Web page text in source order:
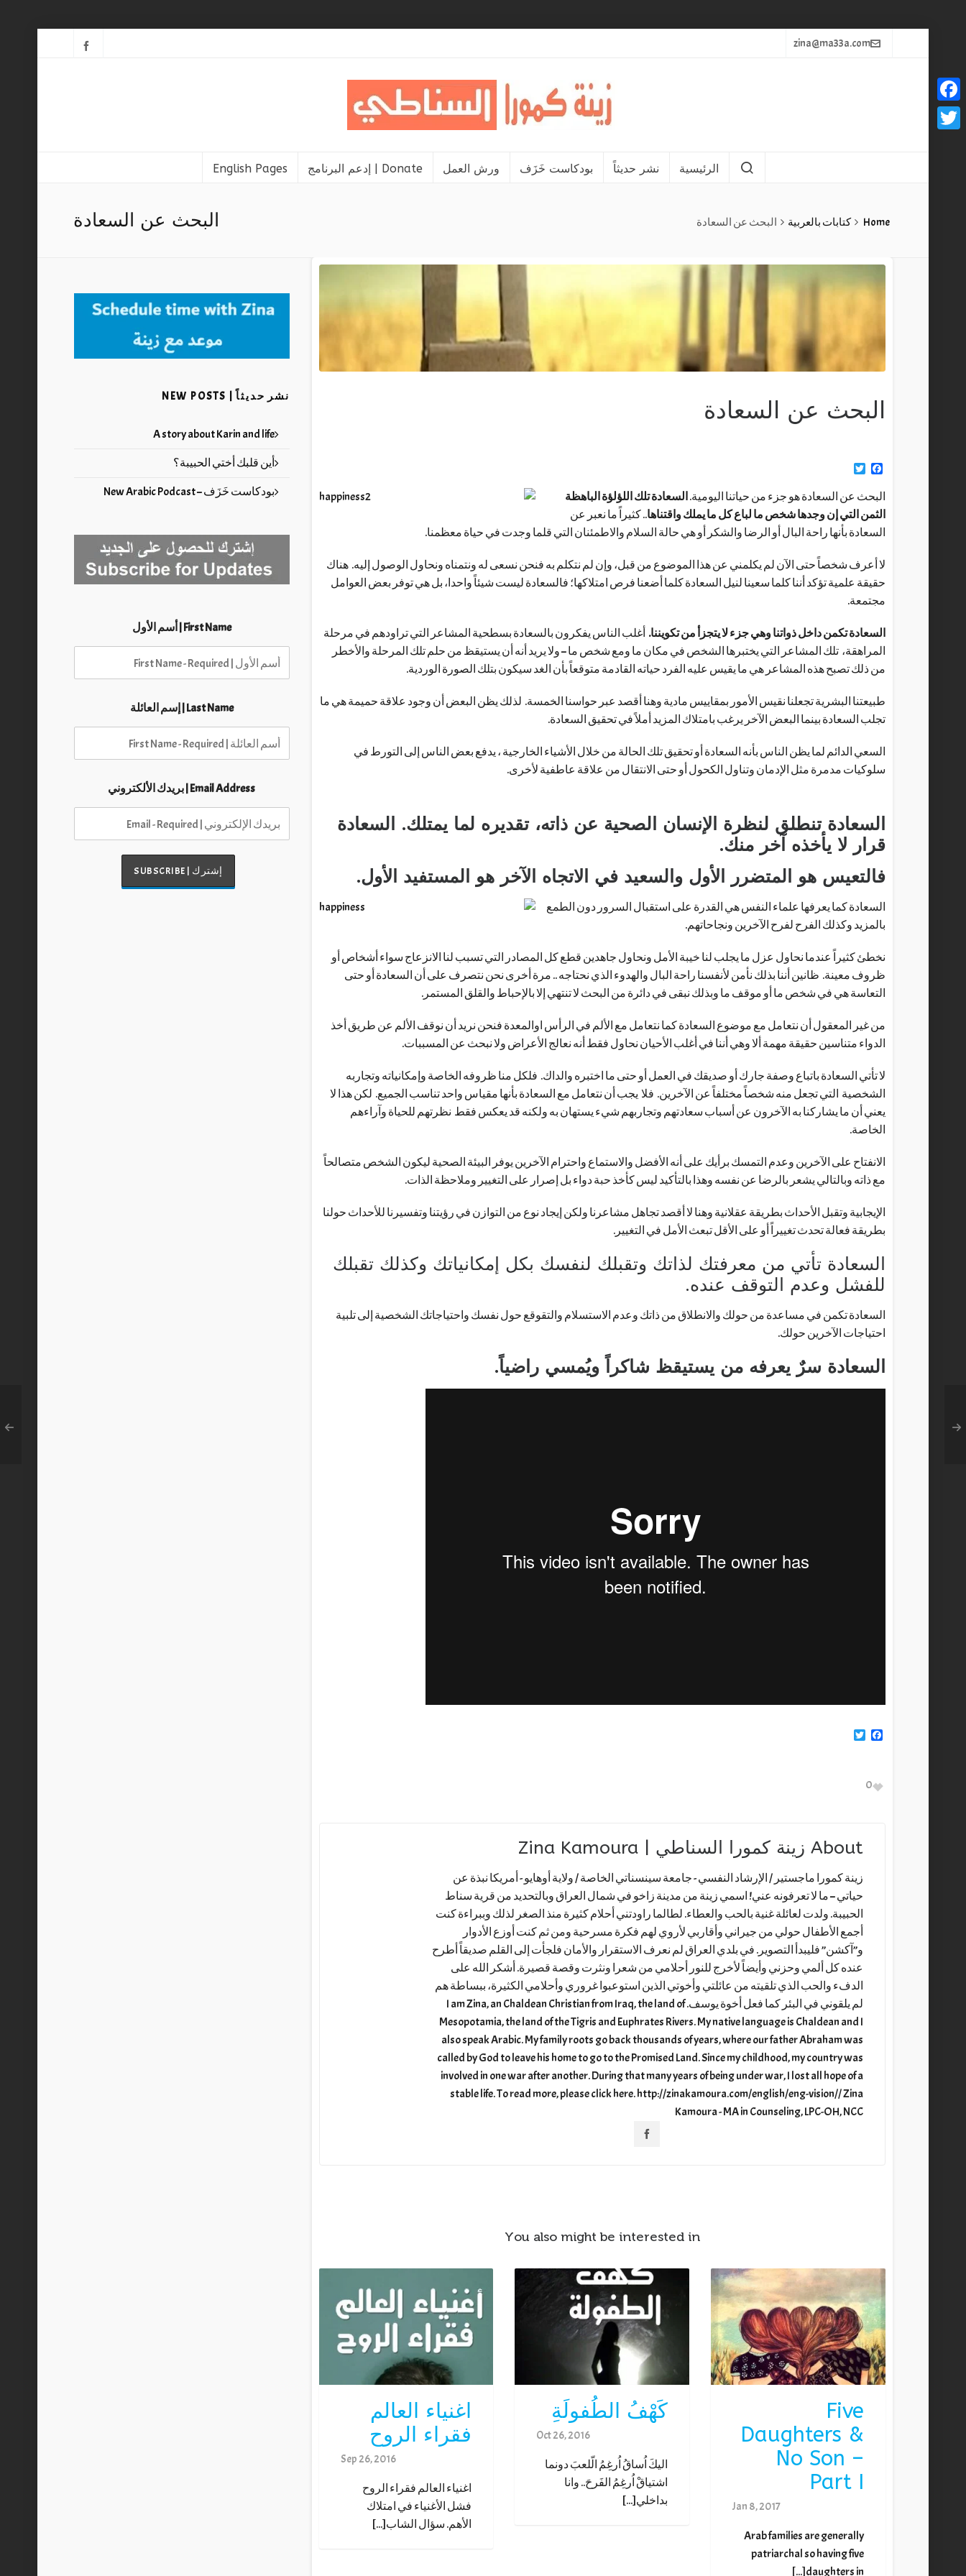
zina@ma33a.com
English Pages إدعم البرنامج | Donate ورش العمل بودكاست خَزَف نشر حديثاً الرئيسية
البحث عن السعادة Home كتابات بالعربية البحث عن السعادة
البحث عن السعادة
Facebook
البحث عن السعادة هو جزء من حياتنا اليومية.السعادة تلك اللؤلؤة الباهظة
الثمن التي إن وجدها شخص ما لباع كل ما يملك واقتناها.. كثيراً ما نعبر عن
السعادة بأنها راحة البال أو الرضا والشكر أو هي حالة السلام والاطمئنان التي قلما وجدت في حياة معظمنا.
لا أعرف شخصاً حتى الآن لم يكلمني عن هذا الموضوع من قبل، وإن لم نتكلم به فنحن نسعى له ونتمناه ونحاول الوصول إليه. هناك
حقيقة علمية تؤكد أننا كلما سعينا لنيل السعادة كلما أضعنا فرص امتلاكها؛ فالسعادة ليست شيئاً واحدا، بل هي توفر بعض العوامل
مجتمعة.
السعادة تكمن داخل ذواتنا وهي جزء لا يتجزأ من تكويننا. أغلب الناس يفكرون بالسعادة بسطحية المشاعر التي تراودهم في مرحلة
المراهقة، تلك المشاعر التي يختبرها الشخص في مكان ما ومع شخص ما – ولا يريد أنه أن يستيقظ من حلم تلك المرحلة والأخطر
من ذلك تصبح هذه المشاعر هي ما يقيس عليه الفرد حياته القادمة متوقعاً بأن الغد سيكون بتلك الصورة الوردية.
طبيعتنا البشرية تجعلنا نقيس الأمور بمقاييس مادية وهنا أقصد عبر حواسنا الخمسة. لذلك يظن البعض أن وجود علاقة حميمة هي ما
تجلب السعادة بينما البعض الآخر يرغب بامتلاك المزيد أملاً في تحقيق السعادة.
السعي الدائم لما يظن الناس بأنه السعادة أو تحقيق تلك الحالة من خلال الأشياء الخارجية ، يدفع بعض الناس إلى التورط في
سلوكيات مدمرة مثل الإدمان وتناول الكحول أو حتى الانتقال من علاقة عاطفية لأخرى.
السعادة تنطلق لنظرة الإنسان الصحية عن ذاته، تقديره لما يمتلك. السعادة
قرار لا يأخذه آخر منك.
فالتعيس هو المتضرر الأول والسعيد في الاتجاه الآخر هو المستفيد الأول.
السعادة كما يعرفها علماء النفس هي القدرة على استقبال السرور دون الطمع
بالمزيد وكذلك الفرح لفرح الآخرين ونجاحاتهم.
نخطئ كثيراً عندما نحاول عزل ما يجلب لنا خيبة الأمل ونحاول جاهدين قطع كل المصادر التي تسبب لنا الانزعاج سواء أشخاص أو
ظروف معينة. ظانين أننا بذلك نأمن لأنفسنا راحة البال والهدوء الذي نحتاجه .. مرة أخرى نحن نتصرف على أن السعادة أو حتى
التعاسة هي في شخص ما أو موقف ما وبذلك نبقى في دائرة من البحث لا تنتهي إلا بالإحباط والقلق المستمر.
من غير المعقول أن نتعامل مع موضوع السعادة كما نتعامل مع الألم في الرأس اوالمعدة فنحن نريد أن نوقف الألم عن طريق أخذ
الدواء متناسين حقيقة مهمة ألا وهي أننا في أغلب الأحيان نحاول فقط أنه نعالج الأعراض ولا نبحث عن المسببات.
لا تأتي السعادة باتباع وصفة جارك أو صديقك في العمل أو حتى ما اختبره والداك. فلكل منا ظروفه الخاصة وإمكانياته وتجاربه
الشخصية التي تجعل منه شخصاً مختلفاً عن الآخرين. فلا يجب أن نتعامل مع السعادة بأنها مقياس واحد تناسب الجميع. لكن هذا لا
يعني أن ما يشاركنا به الآخرون عن أسباب سعادتهم وتجاربهم شيء يستهان به ولكنه قد يعكس فقط نظرتهم للحياة وآراءهم
الخاصة.
الانفتاح على الآخرين وعدم التمسك برأيك على أنه الأفضل والاستماع واحترام الآخرين يوفر البيئة الصحية ليكون الشخص متصالحاً
مع ذاته وبالتالي يشعر بالرضا عن نفسه وهذا بالتأكيد ليس كأخذ حبة دواء بل إصرار على التغيير وملاحظة الذات.
الإيجابية وتقبل الأحداث بطريقة عقلانية وهنا لا أقصد تجاهل مشاعرنا ولكن إيجاد نوع من التوازن في رؤيتنا وتفسيرنا للأحداث حولنا
بطريقة فعالة تحدث تغييراً أو على الأقل تبعث الأمل في التغيير.
السعادة تأتي من معرفتك لذاتك وتقبلك لنفسك بكل إمكانياتك وكذلك تقبلك
للفشل وعدم التوقف عنده.
السعادة تكمن في مساعدة من حولك والانطلاق من ذاتك وعدم الاستسلام والتقوقع حول نفسك واحتياجاتك الشخصية إلى تلبية
احتياجات الآخرين حولك.
السعادة سرٌ يعرفه من يستيقظ شاكراً ويُمسي راضياً.
Facebook
0
About زينة كمورا السناطي | Zina Kamoura
زينة كمورا ماجستير / الإرشاد النفسي - جامعة سينسناتي الخاصة / ولاية أوهايو - أمريكا نبذة عن
حياتي – ما لا تعرفونه عني! اسمي زينة من مدينة زاخو في شمال العراق وبالتحديد من قرية سناط
الحبيبة. ولدت لعائلة غنية بالحب والعطاء. لطالما راودتني أحلام كثيرة منذ الصغر لذلك وببراءة كنت
أجمع الأطفال حولي من جيراني وأقاربي لأروي لهم فكرة مسرحية ومن ثم كنت أوزع الأدوار
و”آكشن” فليبدأ التصوير. في بلدي العراق لم نعرف الاستقرار والأمان فلجأت إلى القلم صديقاً أطرح
عنده كل ألمي وحزني وأيضاً لأخرج للنور أحلامي من شعرا ونثرت وقصة قصيرة. أشكر الله على
الدفء والحب الذي تلقيته من عائلتي وأخوتي الذين استوعبوا غروري وأحلامي الكثيرة، ببساطة هم
لم يلقوني في البئر كما فعل أخوة يوسف. I am Zina, an Chaldean Christian from Iraq, the land of
Mesopotamia, the land of the Tigris and Euphrates Rivers. My native language is Chaldean and I
also speak Arabic. My family roots go back thousands of years, where our father Abraham was
called by God to leave his home to go to the Promised Land. Since my childhood, my country was
involved in one war after another. During that many years of being under war, I lost all hope of a
stable life. To read more, please click here. http://zinakamoura.com/english/eng-vision// Zina
Kamoura - MA in Counseling, LPC-OH, NCC
You also might be interested in
اغنياء العالم
فقراء الروح
Sep 26, 2016
اغنياء العالم فقراء الروح
فشل الأغنياء في امتلاك
الأهم. سؤال الشاب[...]
كَهْفُ الطُفولَةِ
Oct 26, 2016
اليكَ اُساقُ اُرغِمُ الّلعبَ دونما
اشتياقْ اُرغِمُ الفَرحَ.. وانا
بداخلي[...]
Five
Daughters &
No Son –
Part I
Jan 8, 2017
Arab families are generally
patriarchal so having five
daughters in[...]
نشر حديثاً | NEW POSTS
A story about Karin and life
أين قلبك أختي الحبيبة؟
بودكاست خَزَف – New Arabic Podcast
First Name | أسم الأول
Last Name | إسم العائلة
Email Address | بريدك الألكتروني